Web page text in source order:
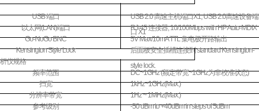
USB端口 USB 2.0高速主机端口X1, USB 2.0高速设备端
口X1
以太网(LAN)端口 RJ-45连接器, 10/100Mbps with HP Auto-MDIX
Go-NoGo BNC
5V Max/10mA TTL集电极开路输出
Kensington Style Lock
后面板安全插槽连接到standard Kensington-
style lock.
仪规格
频率范围
DC~1GHz (额定带宽~1GHz为非校准状态)
扫宽
1kHz~1GHz(Max.)
分辨率带宽
1Hz ~ 1MHz(Max.)
参考级别
-50 dBm to +40dBm in steps of 5dBm